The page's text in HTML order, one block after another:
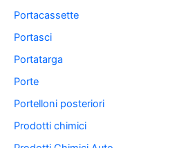
Portacassette
Portasci
Portatarga
Porte
Portelloni posteriori
Prodotti chimici